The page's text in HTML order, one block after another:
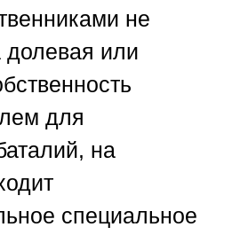
не
долевая или
для
на
специальное